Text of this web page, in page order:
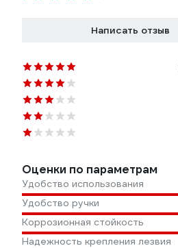
Написать отзыв
Оценки по параметрам
Удобство использования
Удобство ручки
Коррозионная стойкость
Надежность крепления лезвия